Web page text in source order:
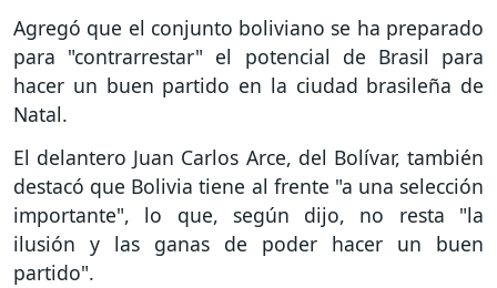
Agregó que el conjunto boliviano se ha preparado
para "contrarrestar" el potencial de Brasil para
hacer un buen partido en la ciudad brasileña de
Natal.
El delantero Juan Carlos Arce, del Bolívar, también
destacó que Bolivia tiene al frente "a una selección
importante", lo que, según dijo, no resta "la
ilusión y las ganas de poder hacer un buen
partido".